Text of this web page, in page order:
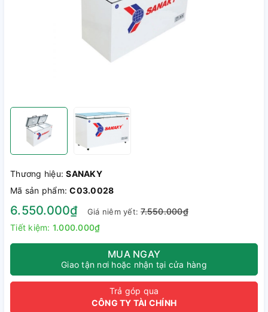
Thương hiệu:SANAKY
Mã sản phẩm:C03.0028
6.550.000₫ Giá niêm yết:7.550.000₫
Tiết kiệm: 1.000.000₫
MUA NGAY
Giao tận nơi hoặc nhận tại cửa hàng
Trả góp qua
CÔNG TY TÀI CHÍNH